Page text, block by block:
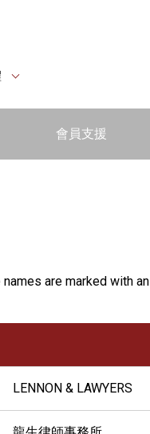
會員支援
are marked with
LENNON & LAWYERS